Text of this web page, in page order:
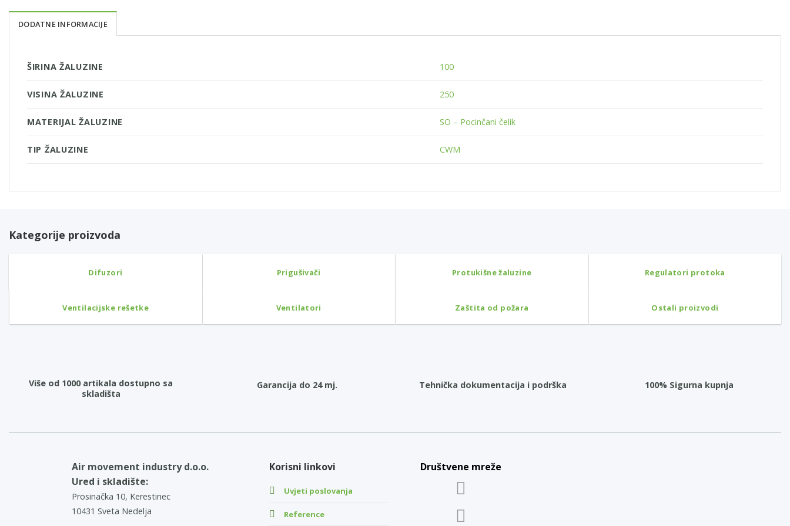
DODATNE INFORMACIJE
ŠIRINA ŽALUZINE 100
VISINA ŽALUZINE 250
MATERIJAL ŽALUZINE SO – Pocinčani čelik
TIP ŽALUZINE CWM
Kategorije proizvoda
Difuzori Prigušivači Protukišne žaluzine Regulatori protoka
Ventilacijske rešetke Ventilatori Zaštita od požara Ostali proizvodi
Više od 1000 artikala dostupno sa
skladišta
Garancija do 24 mj. Tehnička dokumentacija i podrška 100% Sigurna kupnja
Air movement industry d.o.o.
Ured i skladište:
Prosinačka 10, Kerestinec
10431 Sveta Nedelja
Korisni linkovi
Uvjeti poslovanja
Reference
Društvene mreže